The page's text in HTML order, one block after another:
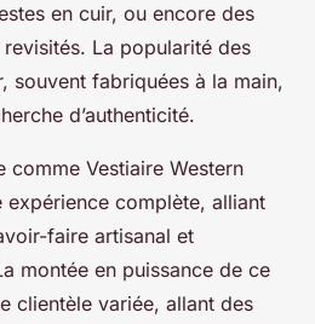
en cuir, ou encore des
La popularité des
souvent fabriquées à la main,
d’authenticité.
comme Vestiaire Western
expérience complète, alliant
faire artisanal et
montée en puissance de ce
clientèle variée, allant des